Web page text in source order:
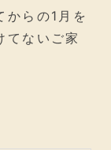
からの1月を
てないご家